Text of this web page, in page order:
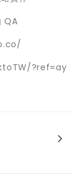
QA
?ref=ay